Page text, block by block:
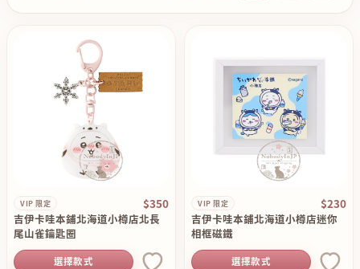
VIP 限定 $350
吉伊卡哇本鋪北海道小樽店北長
尾山雀鑰匙圈
選擇款式
VIP 限定 $230
吉伊卡哇本鋪北海道小樽店迷你
相框磁鐵
選擇款式